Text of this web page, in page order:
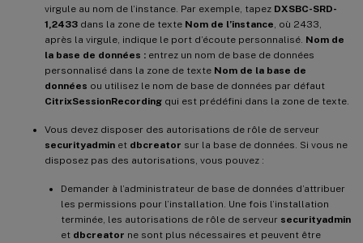
virgule au nom de l’instance. Par exemple, tapez DXSBC-SRD-
1,2433 dans la zone de texte Nom de l’instance , où 2433,
après la virgule, indique le port d’écoute personnalisé. Nom de
la base de données : entrez un nom de base de données
personnalisé dans la zone de texte Nom de la base de
données ou utilisez le nom de base de données par défaut
CitrixSessionRecording qui est prédéfini dans la zone de texte.
Vous devez disposer des autorisations de rôle de serveur
securityadmin et dbcreator sur la base de données. Si vous ne
disposez pas des autorisations, vous pouvez :
Demander à l’administrateur de base de données d’attribuer
les permissions pour l’installation. Une fois l’installation
terminée, les autorisations de rôle de serveur securityadmin
et dbcreator ne sont plus nécessaires et peuvent être